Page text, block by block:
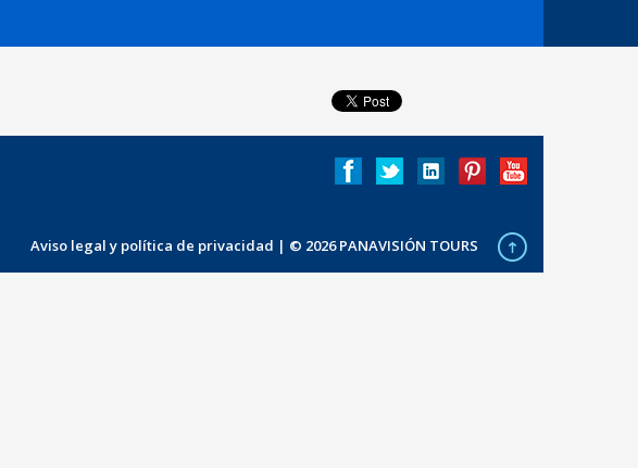
Aviso legal y política de privacidad | © 2026 PANAVISIÓN TOURS